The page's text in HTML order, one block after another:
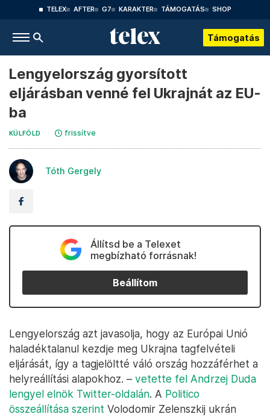
TELEX AFTER G7 KARAKTER TÁMOGATÁS SHOP
Támogatás
Lengyelország gyorsított
eljárásban venné fel Ukrajnát az EU-
ba
KÜLFÖLD frissítve
Tóth Gergely
Állítsd be a Telexet
megbízható forrásnak!
Beállítom
Lengyelország azt javasolja, hogy az Európai Unió
haladéktalanul kezdje meg Ukrajna tagfelvételi
eljárását, így a tagjelöltté váló ország hozzáférhet a
helyreállítási alapokhoz. – vetette fel Andrzej Duda
lengyel elnök Twitter-oldalán. A Politico
összeállítása szerint Volodomir Zelenszkij ukrán